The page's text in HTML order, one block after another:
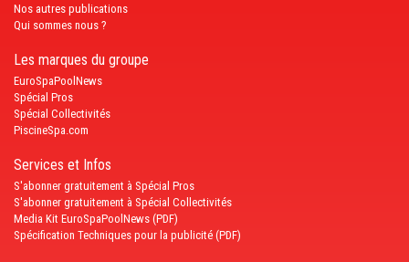
Nos autres publications
Qui sommes nous ?
Les marques du groupe
EuroSpaPoolNews
Spécial Pros
Spécial Collectivités
PiscineSpa.com
Services et Infos
S'abonner gratuitement à Spécial Pros
S'abonner gratuitement à Spécial Collectivités
Media Kit EuroSpaPoolNews (PDF)
Spécification Techniques pour la publicité (PDF)